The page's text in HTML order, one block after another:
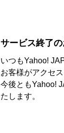
サービス終了
いつもYahoo!
お客様がアクセ
今後ともYahoo!
たします。